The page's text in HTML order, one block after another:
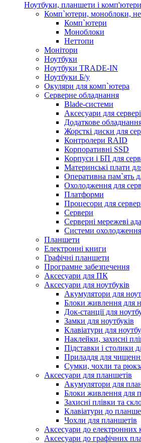
Ноутбуки, планшети і комп'ютери
Комп`ютери, моноблоки,
Комп`ютери
Моноблоки
Неттопи
Монітори
Ноутбуки
Ноутбуки TRADE-IN
Ноутбуки Б/у
Окуляри для комп`ютера
Серверне обладнання
Blade-системи
Аксесуари для
Додаткове
Жорсткі диски для
Контролери RAID
Корпоративні SSD
Корпуси і БП для
Материнські плати
Оперативна пам`ять
Охолодження для
Платформи
Процесори для
Сервери
Серверні мережеві
Системи охолодження
Планшети
Електронні книги
Графічні планшети
Програмне забезпечення
Аксесуари для ПК
Аксесуари для ноутбуків
Акумулятори для
Блоки живлення для
Док-станції для
Замки для ноутбуків
Клавіатури для
Наклейки, захисні
Підставки і столики
Приладдя для
Сумки, чохли та
Аксесуари для планшетів
Акумулятори для
Блоки живлення для
Захисні плівки та
Клавіатури до
Чохли для планшетів
Аксесуари до електронних
Аксесуари дo графічних